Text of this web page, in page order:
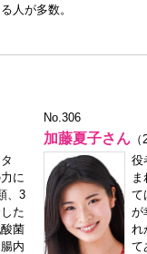
人が多数。
に
、3
た
菌
内
No.306
加藤夏子さん（
役
て
が
れ
て